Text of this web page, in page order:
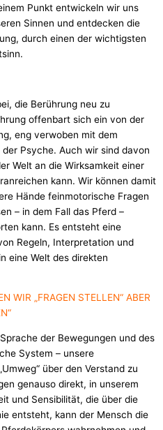
Punkt entwickeln wir uns
Sinnen und entdecken die
durch einen der wichtigsten
die Berührung neu zu
offenbart sich ein von der
eng verwoben mit dem
Psyche. Auch wir sind davon
Welt an die Wirksamkeit einer
kann. Wir können damit
Hände feinmotorische Fragen
– in dem Fall das Pferd –
kann. Es entsteht eine
Regeln, Interpretation und
eine Welt des direkten
WIR „FRAGEN STELLEN“ ABER
der Bewegungen und des
System – unsere
über den Verstand zu
genauso direkt, in unserem
und Sensibilität, die über die
entsteht, kann der Mensch die